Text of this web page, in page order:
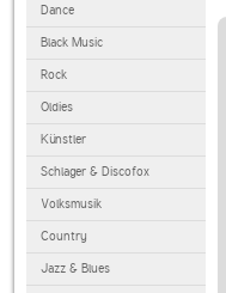
Dance
Black Music
Rock
Oldies
Künstler
Schlager & Discofox
Volksmusik
Country
Jazz & Blues